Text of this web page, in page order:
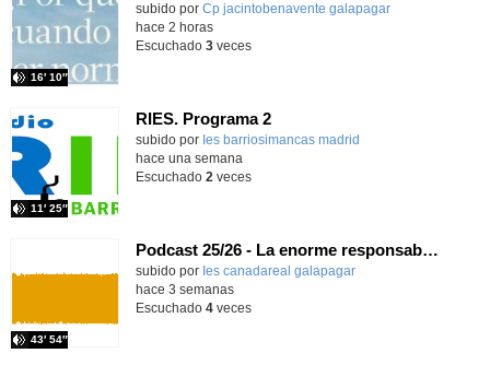
Contenido educativo.
subido por Cp jacintobenavente galapagar
16′ 10″
-
hace 2 horas
Escuchado 3veces
RIES. Programa 2
Contenido educativo.
subido por Ies barriosimancas madrid
11′ 25″
hace una semana
Escuchado 2 veces
Podcast 25/26 - La enorme responsabilidad de ser juez
subido por Ies canadareal galapagar
43′ 54″
-
hace 3 semanas
Escuchado 4veces